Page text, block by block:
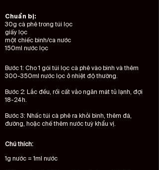
Chuẩn bị:
30g cà phê trong túi lọc
​giấy lọc
một chiếc bình/ca nước
150ml nước lọc
Bước 1: Cho 1 gói túi lọc cà phê vào bình và thêm
300-350ml nước lọc ở nhiệt độ thường.
Bước 2: Lắc đều, rồi cất vảo ngăn mát tủ lạnh, đợi
18-24h.
Bước 3: Nhấc túi cà phê ra khỏi bình, thêm đá,
đường, hoặc chế thêm nước tuỳ khẩu vị.
Chú thích:
1g nước = 1ml nước ​